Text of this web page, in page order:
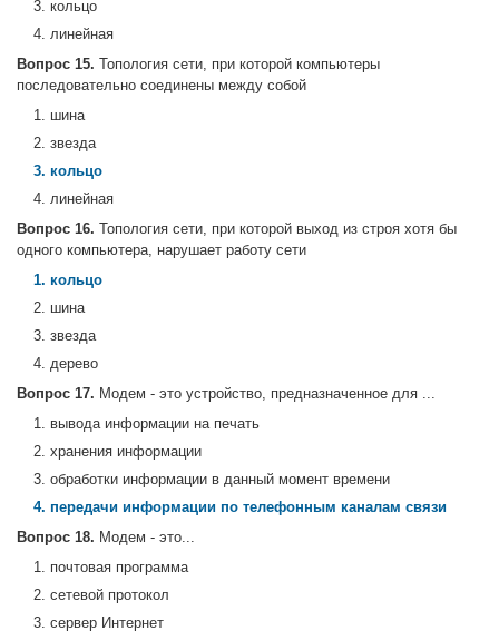
3. кольцо
4. линейная
Вопрос 15. Топология сети, при которой компьютеры
последовательно соединены между собой
1. шина
2. звезда
3. кольцо
4. линейная
Вопрос 16. Топология сети, при которой выход из строя хотя бы
одного компьютера, нарушает работу сети
1. кольцо
2. шина
3. звезда
4. дерево
Вопрос 17. Модем - это устройство, предназначенное для ...
1. вывода информации на печать
2. хранения информации
3. обработки информации в данный момент времени
4. передачи информации по телефонным каналам связи
Вопрос 18. Модем - это...
1. почтовая программа
2. сетевой протокол
3. сервер Интернет